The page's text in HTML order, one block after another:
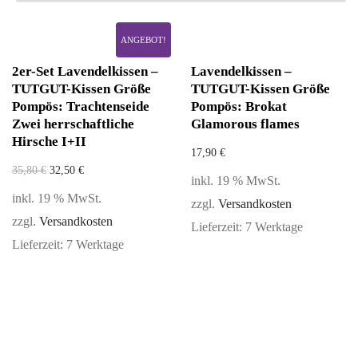
ANGEBOT!
2er-Set Lavendelkissen –
TUTGUT-Kissen Größe
Pompös: Trachtenseide
Zwei herrschaftliche
Hirsche I+II
35,80€ 32,50 €
inkl. 19 % MwSt.
zzgl. Versandkosten
Lieferzeit: 7 Werktage
Lavendelkissen –
TUTGUT-Kissen Größe
Pompös: Brokat
Glamorous flames
17,90 €
inkl. 19 % MwSt.
zzgl. Versandkosten
Lieferzeit: 7 Werktage